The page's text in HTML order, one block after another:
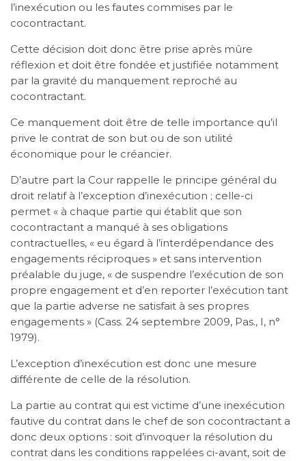
l’inexécution ou les fautes commises par le
cocontractant.
Cette décision doit donc être prise après mûre
réflexion et doit être fondée et justifiée notamment
par la gravité du manquement reproché au
cocontractant.
Ce manquement doit être de telle importance qu’il
prive le contrat de son but ou de son utilité
économique pour le créancier.
D’autre part la Cour rappelle le principe général du
droit relatif à l’exception d’inexécution ; celle-ci
permet « à chaque partie qui établit que son
cocontractant a manqué à ses obligations
contractuelles, « eu égard à l’interdépendance des
engagements réciproques » et sans intervention
préalable du juge, « de suspendre l’exécution de son
propre engagement et d’en reporter l’exécution tant
que la partie adverse ne satisfait à ses propres
engagements » (Cass. 24 septembre 2009, Pas., I, n°
1979).
L’exception d’inexécution est donc une mesure
différente de celle de la résolution.
La partie au contrat qui est victime d’une inexécution
fautive du contrat dans le chef de son cocontractant a
donc deux options : soit d’invoquer la résolution du
contrat dans les conditions rappelées ci-avant, soit de